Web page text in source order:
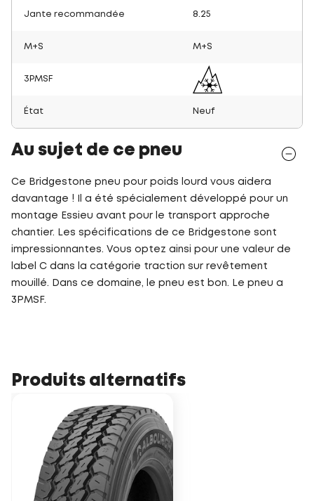
Jante recommandée 8.25
M+S M+S
3PMSF
État Neuf
Au sujet de ce pneu
Ce Bridgestone pneu pour poids lourd vous aidera
davantage ! Il a été spécialement développé pour un
montage Essieu avant pour le transport approche
chantier. Les spécifications de ce Bridgestone sont
impressionnantes. Vous optez ainsi pour une valeur de
label C dans la catégorie traction sur revêtement
mouillé. Dans ce domaine, le pneu est bon. Le pneu a
3PMSF.
Produits alternatifs